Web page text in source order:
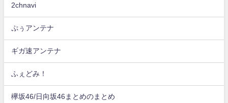
2chnavi
ぷぅアンテナ
ギガ速アンテナ
ふぇどみ！
欅坂46/日向坂46まとめのまとめ